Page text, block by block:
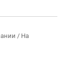
/ На